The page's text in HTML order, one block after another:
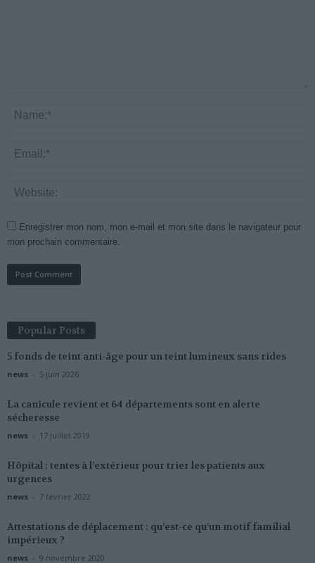
Enregistrer mon nom, mon e-mail et mon site dans le navigateur pour
mon prochain commentaire.
Popular Posts
5 fonds de teint anti-âge pour un teint lumineux sans rides
news - 5 juin 2026
La canicule revient et 64 départements sont en alerte
sécheresse
news - 17 juillet 2019
Hôpital : tentes à l’extérieur pour trier les patients aux
urgences
news - 7 février 2022
Attestations de déplacement : qu’est-ce qu’un motif familial
impérieux ?
news - 9 novembre 2020